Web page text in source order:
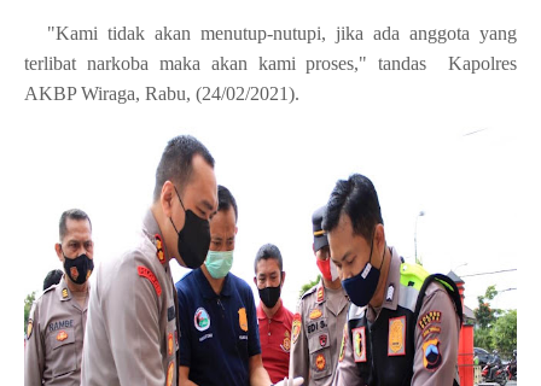
"Kami tidak akan menutup-nutupi, jika ada anggota yang
terlibat narkoba maka akan kami proses," tandas Kapolres
AKBP Wiraga, Rabu, (24/02/2021).